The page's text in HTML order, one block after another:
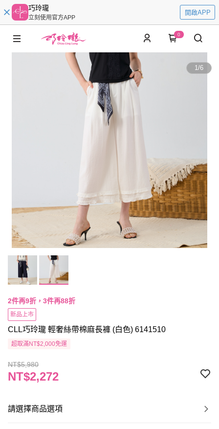
巧玲瓏
立刻使用官方APP
開啟APP
0
1/6
2件再9折，3件再88折
新品上市
CLL巧玲瓏 輕奢絲帶棉麻長褲 (白色) 6141510
超取滿NT$2,000免運
NT$5,980
NT$2,272
請選擇商品選項